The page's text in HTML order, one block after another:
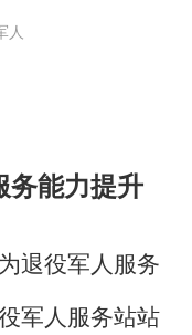
人
务能力提升
退役军人服务
军人服务站站